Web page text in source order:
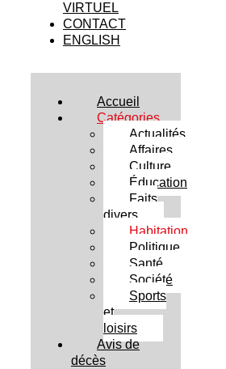
VIRTUEL
CONTACT
ENGLISH
Accueil
Catégories
Actualités
Affaires
Culture
Éducation
Faits
divers
Habitation
Politique
Santé
Société
Sports
et
loisirs
Avis de
décès